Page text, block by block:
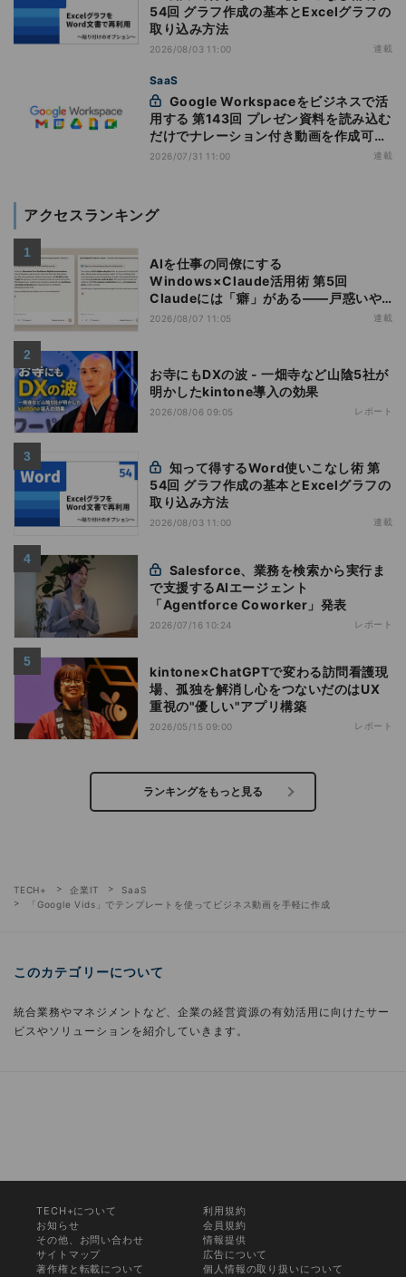
54回 グラフ作成の基本とExcelグラフの
取り込み方法
2026/08/03 11:00 連載
SaaS
用する 第143回 プレゼン資料を読み込む
だけでナレーション付き動画を作成可能
になった「Google Vids」
2026/07/31 11:00 連載
アクセスランキング
AIを仕事の同僚にする
Windows×Claude活用術 第5回
Claudeには「癖」がある――戸惑いや
すい7つの仕様
2026/08/07 11:05 連載
お寺にもDXの波 - 一畑寺など山陰5社が
明かしたkintone導入の効果
2026/08/06 09:05 レポート
54回 グラフ作成の基本とExcelグラフの
取り込み方法
2026/08/03 11:00 連載
で支援するAIエージェント
「Agentforce Coworker」発表
2026/07/16 10:24 レポート
kintone×ChatGPTで変わる訪問看護現
場、孤独を解消し心をつないだのはUX
重視の"優しい"アプリ構築
2026/05/15 09:00 レポート
ランキングをもっと見る
TECH+ 企業IT
SaaS
「Google Vids」でテンプレートを使ってビジネス動画を手軽に作成
このカテゴリーについて
統合業務やマネジメントなど、企業の経営資源の有効活用に向けたサー
ビスやソリューションを紹介していきます。
TECH+について
利用規約
お知らせ
会員規約
その他、お問い合わせ
情報提供
サイトマップ
広告について
著作権と転載について
個人情報の取り扱いについて